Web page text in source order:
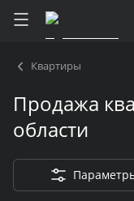
Квартиры
Продажа
области